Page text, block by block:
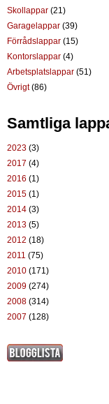
Skollappar (21)
Garagelappar (39)
Förrådslappar (15)
Kontorslappar (4)
Arbetsplatslappar (51)
Övrigt(86)
Samtliga
2023 (3)
2017 (4)
2016 (1)
2015 (1)
2014 (3)
2013 (5)
2012 (18)
2011 (75)
2010 (171)
2009 (274)
2008 (314)
2007 (128)